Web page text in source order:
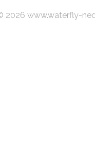
2026 www.waterfly-